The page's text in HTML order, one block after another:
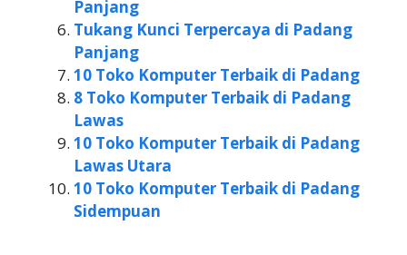
Panjang
Tukang Kunci Terpercaya di Padang
Panjang
10 Toko Komputer Terbaik di Padang
8 Toko Komputer Terbaik di Padang
Lawas
10 Toko Komputer Terbaik di Padang
Lawas Utara
10 Toko Komputer Terbaik di Padang
Sidempuan